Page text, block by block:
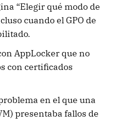
“Elegir qué modo de
cuando el GPO de
AppLocker que no
con certificados
en el que una
presentaba fallos de